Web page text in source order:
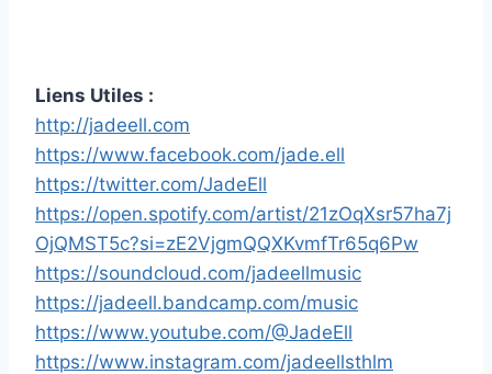
Liens Utiles :
http://jadeell.com
https://www.facebook.com/jade.ell
https://twitter.com/JadeEll
https://open.spotify.com/artist/21zOqXsr57ha7j
OjQMST5c?si=zE2VjgmQQXKvmfTr65q6Pw
https://soundcloud.com/jadeellmusic
https://jadeell.bandcamp.com/music
https://www.youtube.com/@JadeEll
https://www.instagram.com/jadeellsthlm